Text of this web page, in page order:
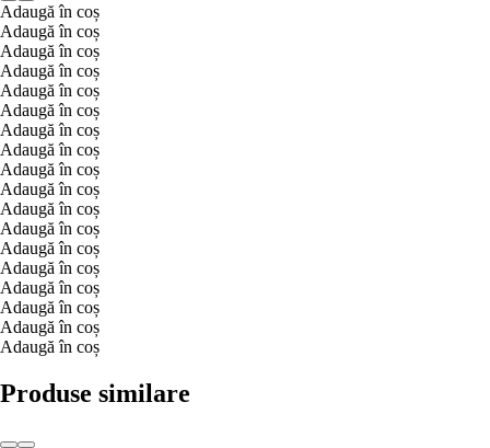
Adaugă în coș
Adaugă în coș
Adaugă în coș
Adaugă în coș
Adaugă în coș
Adaugă în coș
Adaugă în coș
Adaugă în coș
Adaugă în coș
Adaugă în coș
Adaugă în coș
Adaugă în coș
Adaugă în coș
Adaugă în coș
Adaugă în coș
Adaugă în coș
Adaugă în coș
Adaugă în coș
Produse similare